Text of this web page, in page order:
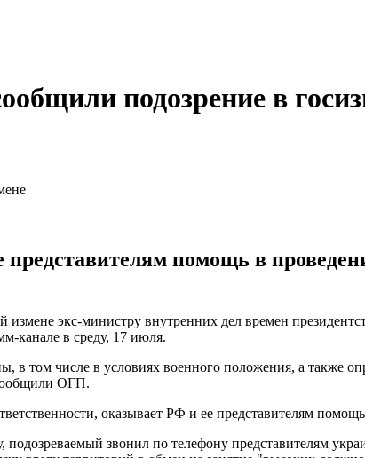
подозрение в
помощь в
экс-министру внутренних дел времен
канале в среду, 17 июля.
в том числе в условиях военного положения, а также
ОГП.
оказывает РФ и ее представителям
звонил по телефону представителям